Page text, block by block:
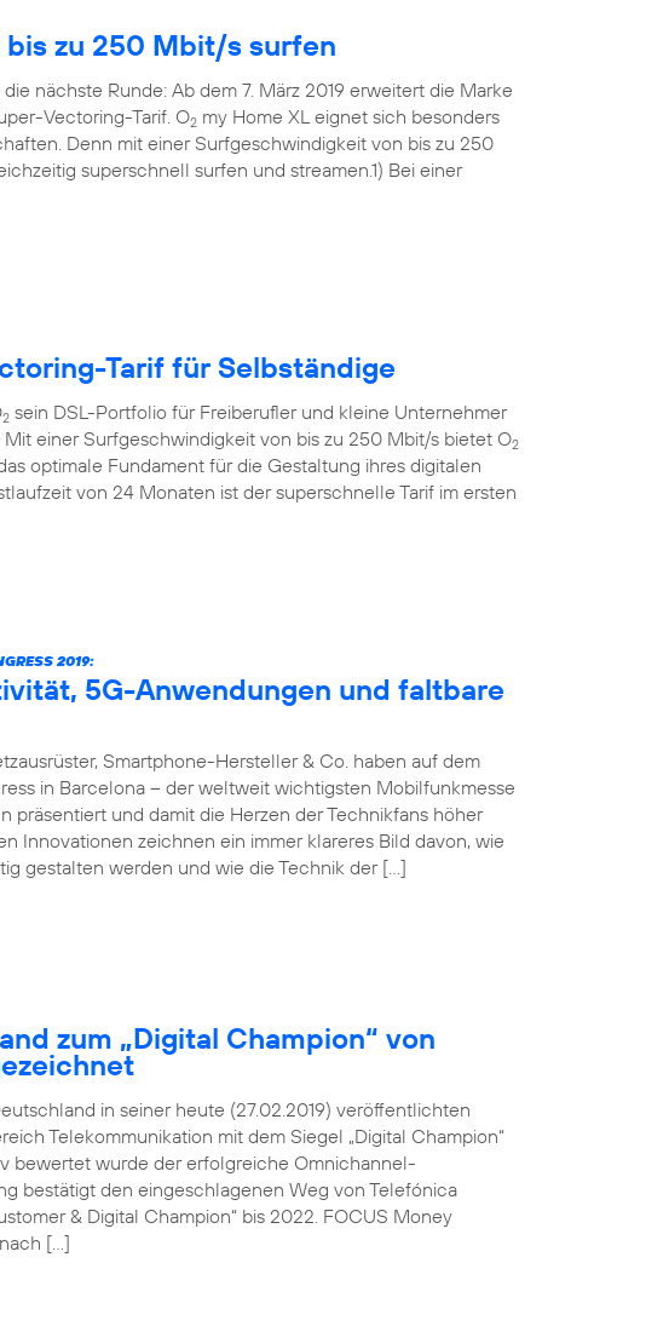
bis zu 250 Mbit/s surfen
nächste Runde: Ab dem 7. März 2019 erweitert die Marke
Vectoring-Tarif. O2 my Home XL eignet sich besonders
Denn mit einer Surfgeschwindigkeit von bis zu 250
superschnell surfen und streamen.1) Bei einer
Tarif für Selbständige
2 sein DSL-Portfolio für Freiberufler und kleine Unternehmer
einer Surfgeschwindigkeit von bis zu 250 Mbit/s bietet O2
optimale Fundament für die Gestaltung ihres digitalen
von 24 Monaten ist der superschnelle Tarif im ersten
2019:
5G-Anwendungen und faltbare
Smartphone-Hersteller & Co. haben auf dem
in Barcelona – der weltweit wichtigsten Mobilfunkmesse
präsentiert und damit die Herzen der Technikfans höher
Innovationen zeichnen ein immer klareres Bild davon, wie
gestalten werden und wie die Technik der […]
zum „Digital Champion“ von
in seiner heute (27.02.2019) veröffentlichten
Telekommunikation mit dem Siegel „Digital Champion“
bewertet wurde der erfolgreiche Omnichannel-
bestätigt den eingeschlagenen Weg von Telefónica
& Digital Champion“ bis 2022. FOCUS Money
[…]